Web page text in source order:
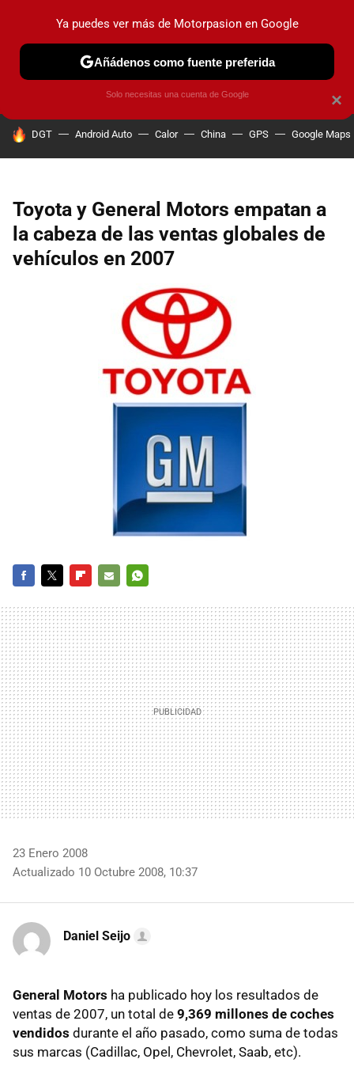
PRUEBAS COCHES ELÉCTRICOS OBSERVATORIO
HOY SE HABLA DE
DGT Android Auto Calor China GPS Google Maps
Toyota y General Motors empatan a
la cabeza de las ventas globales de
vehículos en 2007
MAIL
23 Enero 2008
Actualizado 10 Octubre 2008, 10:37
Daniel Seijo
General Motors ha publicado hoy los resultados de
ventas de 2007, un total de 9,369 millones de coches
vendidos durante el año pasado, como suma de todas
sus marcas (Cadillac, Opel, Chevrolet, Saab, etc).
×
Ya puedes ver más de Motorpasion en Google
Añádenos como fuente preferida
Solo necesitas una cuenta de Google